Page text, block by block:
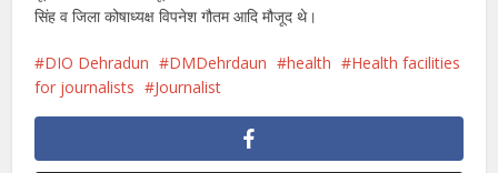
सिंह व जिला कोषाध्यक्ष विपनेश गौतम आदि मौजूद थे।
DIO Dehradun DMDehrdaun health
Health facilities
for journalists
Journalist